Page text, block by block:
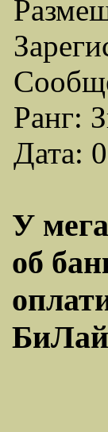
Ранг:
Дата:
У
об